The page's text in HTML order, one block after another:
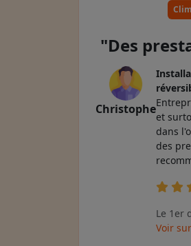
"Des
Christophe
et
dans
des
Le 1er
Voir